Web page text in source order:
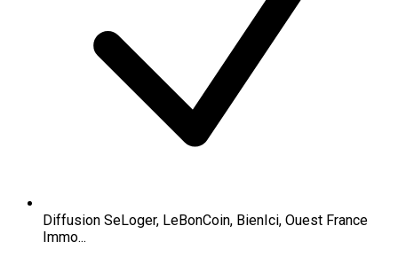
Diffusion SeLoger, LeBonCoin, BienIci, Ouest France
Immo...